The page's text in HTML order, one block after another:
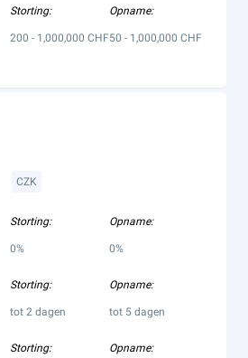
Storting:
200 - 1,000,000 CHF
Opname:
50 - 1,000,000 CHF
CZK
Storting:
0%
Opname:
0%
Storting:
tot 2 dagen
Opname:
tot 5 dagen
Storting: Opname: